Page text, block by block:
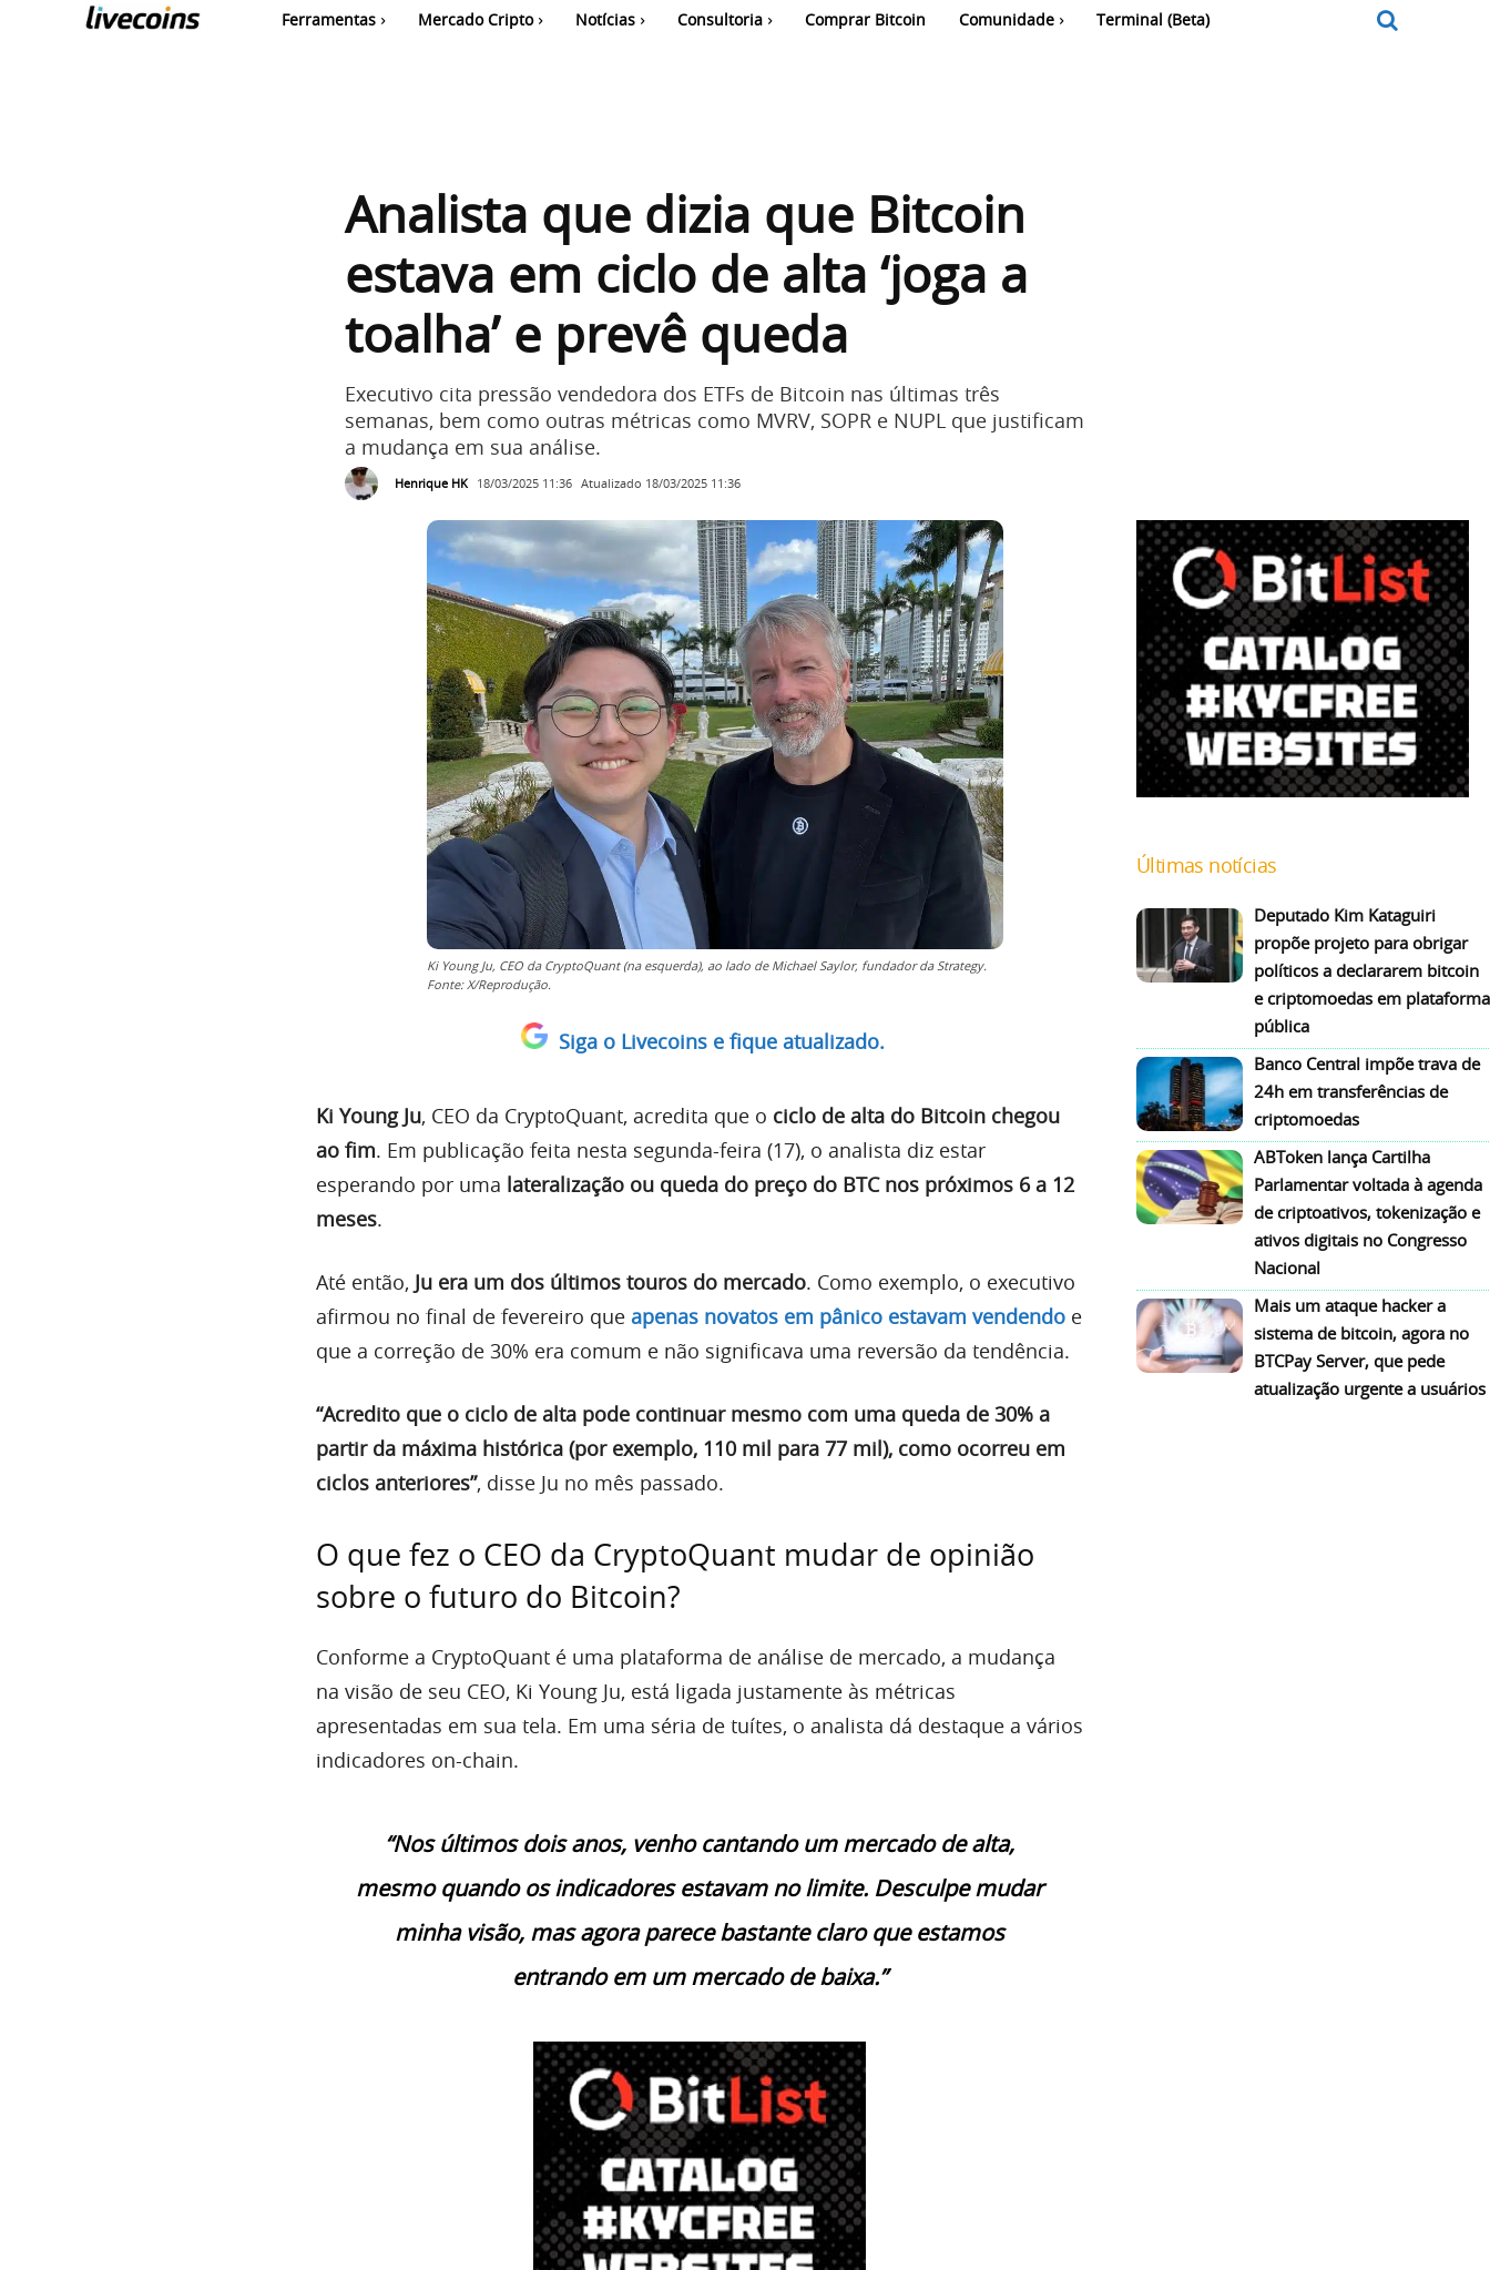
Ferramentas Mercado Cripto Notícias Consultoria Comprar Bitcoin Comunidade Terminal (Beta)
Analista que dizia que Bitcoin
estava em ciclo de alta ‘joga a
toalha’ e prevê queda
Executivo cita pressão vendedora dos ETFs de Bitcoin nas últimas três
semanas, bem como outras métricas como MVRV, SOPR e NUPL que justificam
a mudança em sua análise.
Henrique HK 18/03/2025 11:36 Atualizado 18/03/2025 11:36
Ki Young Ju, CEO da CryptoQuant (na esquerda), ao lado de Michael Saylor, fundador da Strategy.
Fonte: X/Reprodução.
Siga o Livecoins e fique atualizado.
Ki Young Ju, CEO da CryptoQuant, acredita que o ciclo de alta do Bitcoin chegou
ao fim. Em publicação feita nesta segunda-feira (17), o analista diz estar
esperando por uma lateralização ou queda do preço do BTC nos próximos 6 a 12
meses.
Até então, Ju era um dos últimos touros do mercado. Como exemplo, o executivo
afirmou no final de fevereiro que apenas novatos em pânico estavam vendendo e
que a correção de 30% era comum e não significava uma reversão da tendência.
“Acredito que o ciclo de alta pode continuar mesmo com uma queda de 30% a
partir da máxima histórica (por exemplo, 110 mil para 77 mil), como ocorreu em
ciclos anteriores”, disse Ju no mês passado.
O que fez o CEO da CryptoQuant mudar de opinião
sobre o futuro do Bitcoin?
Conforme a CryptoQuant é uma plataforma de análise de mercado, a mudança
na visão de seu CEO, Ki Young Ju, está ligada justamente às métricas
apresentadas em sua tela. Em uma séria de tuítes, o analista dá destaque a vários
indicadores on-chain.
“Nos últimos dois anos, venho cantando um mercado de alta,
mesmo quando os indicadores estavam no limite. Desculpe mudar
minha visão, mas agora parece bastante claro que estamos
entrando em um mercado de baixa.”
Últimas notícias
Deputado Kim Kataguiri
propõe projeto para obrigar
políticos a declararem bitcoin
e criptomoedas em plataforma
pública
Banco Central impõe trava de
24h em transferências de
criptomoedas
ABToken lança Cartilha
Parlamentar voltada à agenda
de criptoativos, tokenização e
ativos digitais no Congresso
Nacional
Mais um ataque hacker a
sistema de bitcoin, agora no
BTCPay Server, que pede
atualização urgente a usuários